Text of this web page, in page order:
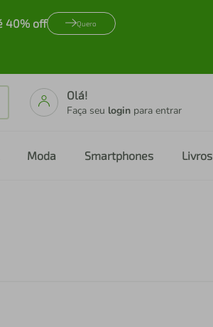
40% off Quero
Olá!
Faça seu login para entrar
Moda Smartphones Livros